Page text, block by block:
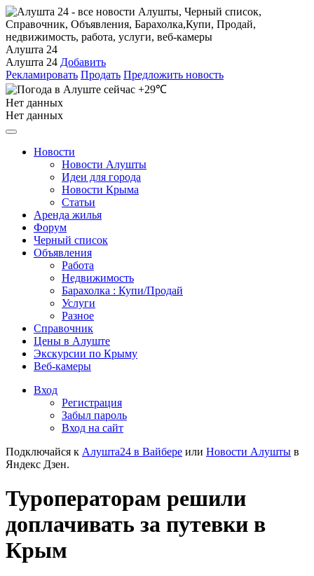
Алушта 24
Алушта 24 Добавить
Рекламировать Продать Предложить новость
+29℃
Нет данных
Нет данных
Новости
Новости Алушты
Идеи для города
Новости Крыма
Статьи
Аренда жилья
Форум
Черный список
Объявления
Работа
Недвижимость
Барахолка : Купи/Продай
Услуги
Разное
Справочник
Цены в Алуште
Экскурсии по Крыму
Веб-камеры
Вход
Регистрация
Забыл пароль
Вход на сайт
Подключайся к Алушта24 в Вайбере или Новости Алушты в
Яндекс Дзен.
Туроператорам решили
доплачивать за путевки в
Крым